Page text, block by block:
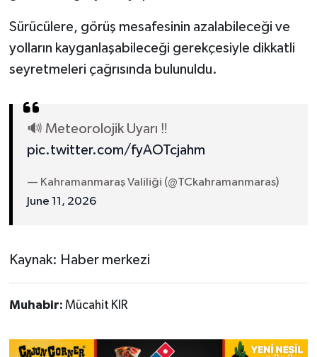
Sürücülere, görüş mesafesinin azalabileceği ve
yolların kayganlaşabileceği gerekçesiyle dikkatli
seyretmeleri çağrısında bulunuldu.
🔊 Meteorolojik Uyarı ‼️
pic.twitter.com/fyAOTcjahm
— Kahramanmaraş Valiliği (@TCkahramanmaras)
June 11, 2026
Kaynak: Haber merkezi
Muhabir: Mücahit KIR